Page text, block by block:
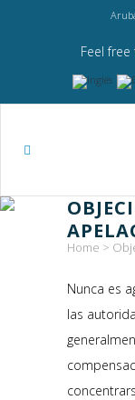
Feel
Home >
Nunca es
las